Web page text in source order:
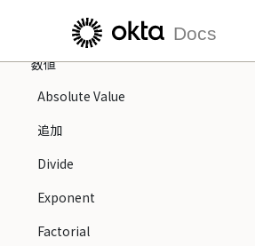
メインコンテンツにスキップ ドキュ
Docs
数値
Absolute Value
追加
Divide
Exponent
Factorial